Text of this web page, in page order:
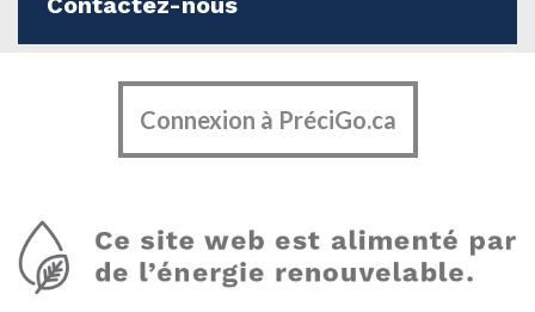
Connexion à PréciGo.ca